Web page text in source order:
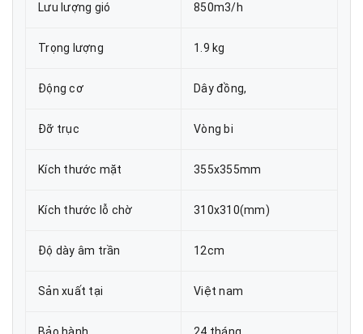
Lưu lượng gió 850m3/h
Trọng lượng 1.9 kg
Động cơ Dây đồng,
Đỡ trục Vòng bi
Kích thước mặt 355x355mm
Kích thước lỗ chờ 310x310(mm)
Độ dày âm trần 12cm
Sản xuất tại Việt nam